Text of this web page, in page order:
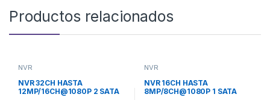
Productos relacionados
NVR
NVR 32CH HASTA
12MP/16CH@1080P 2 SATA
NVR
NVR 16CH HASTA
8MP/8CH@1080P 1 SATA